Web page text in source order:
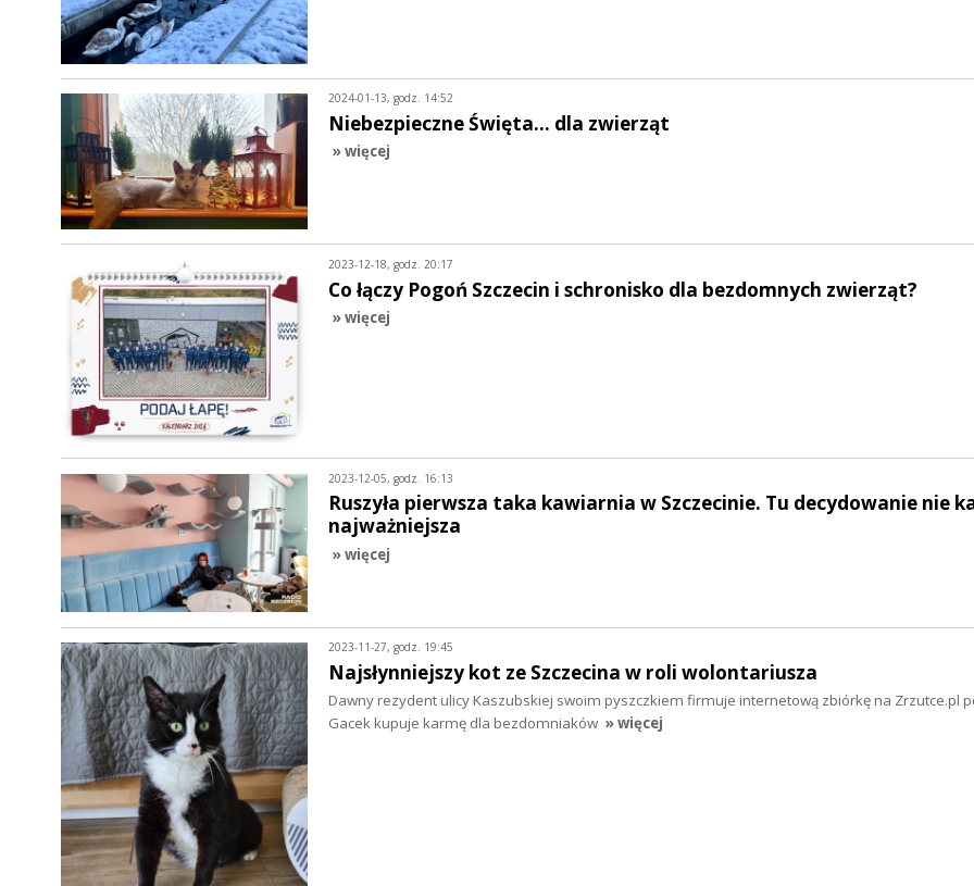
2024-01-13, godz. 14:52
Niebezpieczne Święta... dla zwierząt
» więcej
2023-12-18, godz. 20:17
Co łączy Pogoń Szczecin i schronisko dla bezdomnych zwierząt?
» więcej
2023-12-05, godz. 16:13
Ruszyła pierwsza taka kawiarnia w Szczecinie. Tu decydowanie nie
najważniejsza
» więcej
2023-11-27, godz. 19:45
Najsłynniejszy kot ze Szczecina w roli wolontariusza
Dawny rezydent ulicy Kaszubskiej swoim pyszczkiem firmuje internetową zbiórkę na Zrzutce.pl
Gacek kupuje karmę dla bezdomniaków » więcej